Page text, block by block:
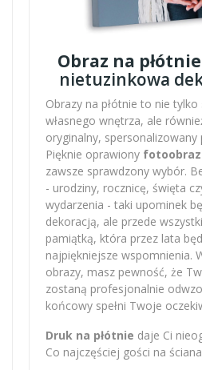
Obraz na
nietuzinkowa
Obrazy na płótnie to nie
własnego wnętrza, ale
oryginalny, spersonalizowany
Pięknie oprawiony fotoobraz
zawsze sprawdzony wybór.
- urodziny, rocznicę, święta
wydarzenia - taki upominek
dekoracją, ale przede
pamiątką, która przez lata
najpiękniejsze wspomnienia.
obrazy, masz pewność, że
zostaną profesjonalnie
końcowy spełni Twoje
Druk na płótnie daje Ci
Co najczęściej gości na